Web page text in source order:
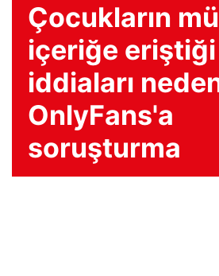
Çocukların
içeriğe eriştiği
iddiaları
OnlyFans'a
soruşturma